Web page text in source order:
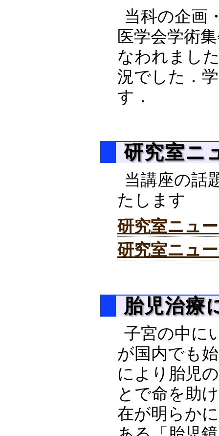
当科の企画
医学会学術
なわれまし
況でした．
す．
研究室
当講座の話
たします
研究室ニュ
研究室ニュ
胎児治
子宮の中に
が国内でも
により胎児
とで命を助
在が明らか